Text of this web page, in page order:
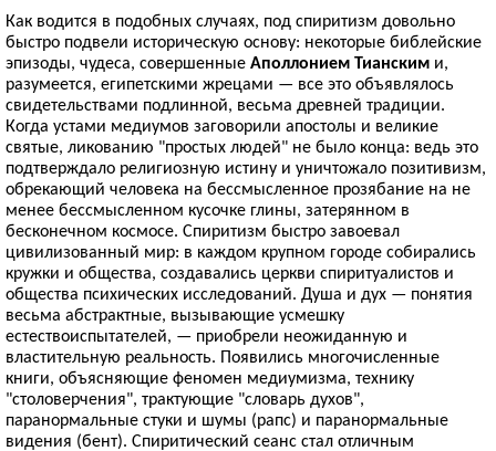
Как водится в подобных случаях, под спиритизм довольно
быстро подвели историческую основу: некоторые библейские
эпизоды, чудеса, совершенные Аполлонием Тианским и,
разумеется, египетскими жрецами — все это объявлялось
свидетельствами подлинной, весьма древней традиции.
Когда устами медиумов заговорили апостолы и великие
святые, ликованию "простых людей" не было конца: ведь это
подтверждало религиозную истину и уничтожало позитивизм,
обрекающий человека на бессмысленное прозябание на не
менее бессмысленном кусочке глины, затерянном в
бесконечном космосе. Спиритизм быстро завоевал
цивилизованный мир: в каждом крупном городе собирались
кружки и общества, создавались церкви спиритуалистов и
общества психических исследований. Душа и дух — понятия
весьма абстрактные, вызывающие усмешку
естествоиспытателей, — приобрели неожиданную и
властительную реальность. Появились многочисленные
книги, объясняющие феномен медиумизма, технику
"столоверчения", трактующие "словарь духов",
паранормальные стуки и шумы (рапс) и паранормальные
видения (бент). Спиритический сеанс стал отличным